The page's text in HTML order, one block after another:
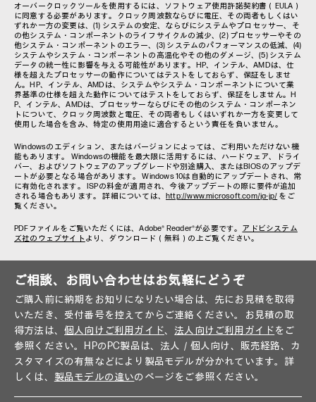
オーバークロックツールを使用するには、ソフトウェア使用許諾契約書（EULA）
に同意する必要があります。クロック周波数ならびに電圧、その両者もしくはい
ずれか一方の変更は、(1) システムの安定、ならびにシステムやプロセッサー、そ
の他システム・コンポーネントのライフサイクルの減少、(2) プロセッサーやその
他システム・コンポーネントのエラー、(3) システムのパフォーマンスの低減、(4)
システムやシステム・コンポーネントの高温化やその他のダメージ、(5) システム
データの統一性に影響を与える可能性があります。HP、インテル、AMDは、仕
様を超えたプロセッサーの動作についてはテストをしておらず、保証をしませ
ん。HP、インテル、AMDは、システムやシステム・コンポーネントについて業
界基準の仕様を超えた動作についてはテストをしておらず、保証をしません。H
P、インテル、AMDは、プロセッサーならびにその他のシステム・コンポーネン
トについて、クロック周波数と電圧、その両者もしくはいずれか一方を変更して
使用した場合を含み、特定の使用用途に適合するという責任を負いません。
Windowsのエディション、またはバージョンによっては、ご利用いただけない機
能もあります。 Windowsの機能を最大限に活用するには、ハードウェア、ドライ
バー、およびソフトウェアのアップグレードや別途購入、またはBIOSのアップデ
ートが必要となる場合があります。 Windows 10は自動的にアップデートされ、常
に有効化されます。 ISPの料金が適用され、今後アップデートの際に要件が追加
される場合もあります。 詳細については、 http://www.microsoft.com/ja-jp/ をご
覧ください。
PDFファイルをご覧いただくには、Adobe® Reader®が必要です。 アドビシステム
ズ社のウェブサイト より、ダウンロード（無料）の上ご覧ください。
ご相談、お問い合わせはお気軽にどうぞ
ご購入前に納期をお知りになりたい場合は、先にお見積を取得
いただき、受付番号を控えてからご連絡ください。お見積の取
得方法は、 個人向けご利用ガイド、 法人向けご利用ガイドをご
参照ください。HPのPC製品は、法人／個人向け、販売経路、カ
スタマイズの有無などにより製品モデルが分かれています。詳
しくは、 製品モデルの違いのページをご参照ください。